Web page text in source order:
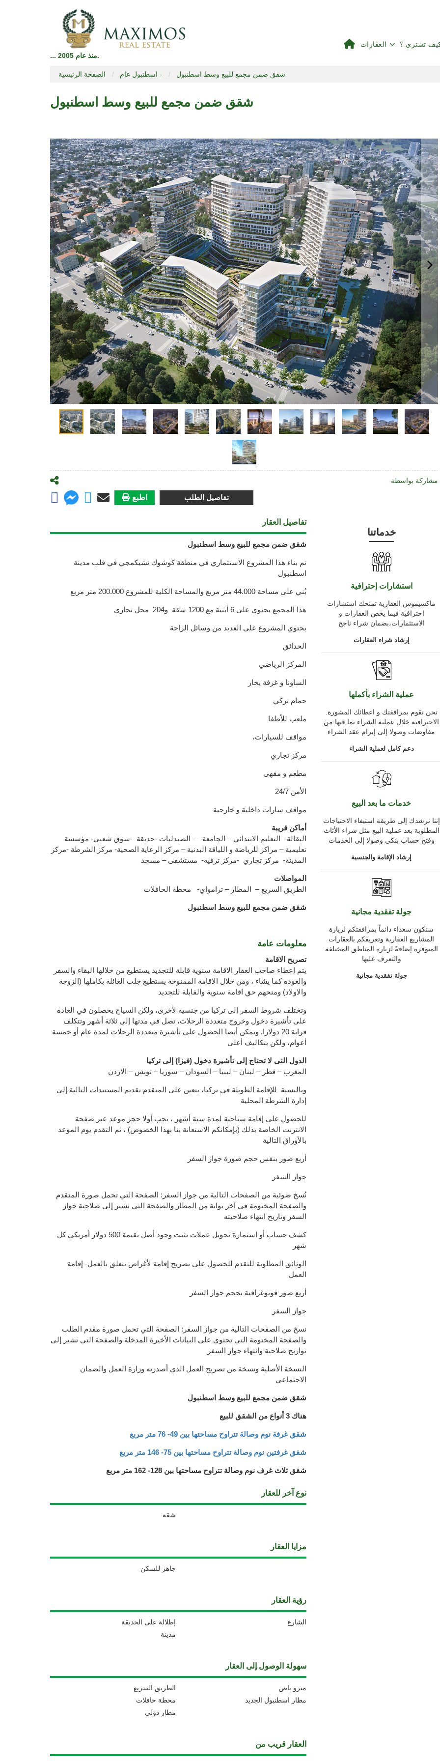
... منذ عام 2005.
العقارات تشتري ؟
الصفحة الرئيسية اسطنبول عام - شقق ضمن مجمع للبيع وسط اسطنبول
شقق ضمن مجمع للبيع وسط اسطنبول
مشاركة بواسطة
اطبع تفاصيل الطلب
تفاصيل العقار
شقق ضمن مجمع للبيع وسط اسطنبول
تم بناء هذا المشروع الاستثماري في منطقة كوشوك تشيكمجي في قلب مدينة
اسطنبول
بُني على مساحة 44.000 متر مربع والمساحة الكلية للمشروع 200.000 متر مربع
هذا المجمع يحتوي على 6 أبنية مع 1200 شقة و204 محل تجاري
يحتوي المشروع على العديد من وسائل الراحة
الحدائق
المركز الرياضي
الساونا و غرفة بخار
حمام تركي
ملعب للأطفا
،مواقف للسيارات
مركز تجاري
مطعم و مقهى
الأمن 24/7
مواقف سارات داخلية و خارجية
أماكن قريبة
البقالة- التعليم الابتدائي – الجامعة – الصيدليات -حديقة -سوق شعبي- مؤسسة
تعليمية – مراكز للرياضة و اللياقة البدنية – مركز الرعاية الصحية- مركز الشرطة -مركز
المدينة- مركز تجاري -مركز ترفيه- مستشفى – مسجد
المواصلات
الطريق السريع – المطار – ترامواي- محطة الحافلات
شقق ضمن مجمع للبيع وسط اسطنبول
معلومات عامة
تصريح الاقامة
يتم إعطاء صاحب العقار الاقامة سنوية قابلة للتجديد يستطيع من خلالها البقاء والسفر
والعودة كما يشاء ، ومن خلال الاقامة الممنوحة يستطيع جلب العائلة بكاملها (الزوجة
والاولاد) ومنحهم حق اقامة سنوية والقابلة للتجديد
وتختلف شروط السفر إلى تركيا من جنسية لأخرى، ولكن السياح يحصلون في العادة
على تأشيرة دخول وخروج متعددة الرحلات، تصل في مدتها إلى ثلاثة أشهر وتتكلف
قرابة 20 دولارا. ويمكن أيضا الحصول على تأشيرة متعددة الرحلات لمدة عام أو خمسة
أعوام، ولكن بتكاليف أعلى
الدول التى لا تحتاج إلى تأشيرة دخول (فيزا) إلى تركيا
المغرب – قطر – لبنان – ليبيا – السودان – سوريا – تونس – الاردن
وبالنسبة للإقامة الطويلة في تركيا، يتعين على المتقدم تقديم المستندات التالية إلى
إدارة الشرطة المحلية
للحصول على إقامة سياحية لمدة ستة أشهر ، يجب أولا حجز موعد عبر صفحة
الانترنت الخاصة بذلك (بإمكانكم الاستعانة بنا بهذا الخصوص) ، ثم التقدم يوم الموعد
بالأوراق التالية
أربع صور بنفس حجم صورة جواز السفر
جواز السفر
نُسخ ضوئية من الصفحات التالية من جواز السفر: الصفحة التي تحمل صورة المتقدم
والصفحة المختومة في آخر بوابة من المطار والصفحة التي تشير إلى صلاحية جواز
السفر وتاريخ انتهاء صلاحيته
كشف حساب أو استمارة تحويل عملات تثبت وجود أصل بقيمة 500 دولار أمريكي كل
شهر
الوثائق المطلوبة للتقدم للحصول على تصريح إقامة لأغراض تتعلق بالعمل- إقامة
العمل
أربع صور فوتوغرافية بحجم جواز السفر
جواز السفر
نسخ من الصفحات التالية من جواز السفر: الصفحة التي تحمل صورة مقدم الطلب
والصفحة المختومة التي تحتوي على البيانات الأخيرة المدخلة والصفحة التي تشير إلى
تواريخ صلاحية وانتهاء جواز السفر
النسخة الأصلية ونسخة من تصريح العمل الذي أصدرته وزارة العمل والضمان
الاجتماعي
شقق ضمن مجمع للبيع وسط اسطنبول
هناك 3 أنواع من الشقق للبيع
شقق غرفة نوم وصالة تتراوح مساحتها بين 49- 76 متر مربع
شقق غرفتين نوم وصالة تتراوح مساحتها بين 75- 146 متر مربع
شقق ثلاث غرف نوم وصالة تتراوح مساحتها بين 128- 162 متر مربع
نوع آخر للعقار
شقة
مزايا العقار
جاهز للسكن
رؤية العقار
إطلالة على الحديقة
الشارع
مدينة
سهولة الوصول إلى العقار
الطريق السريع
مترو باص
محطة حافلات
مطار اسطنبول الجديد
مطار دولي
العقار قريب من
خدماتنا
استشارات إحترافية
ماكسيموس العقارية تمنحك استشارات
احترافية فيما يخص العقارات و
الاستثمارات،بضمان شراء ناجح
إرشاد شراء العقارات
عملية الشراء بأكملها
الاحترافية خلال عملية الشراء بما فيها من
مفاوضات وصولا إلى إبرام عقد الشراء
دعم كامل لعملية الشراء
خدمات ما بعد البيع
إننا نرشدك إلى طريقة استيفاء الاحتياجات
المطلوبة بعد عملية البيع مثل شراء الأثاث
وفتح حساب بنكي وصولا إلى الخدمات
إرشاد الإقامة والجنسية
جولة تفقدية مجانية
سنكون سعداء دائماً بمرافقتكم لزيارة
المشاريع العقارية وتعريفكم بالعقارات
المتوفرة إضافةً لزيارة المناطق المختلفة
والتعرف عليها
جولة تفقدية مجانية